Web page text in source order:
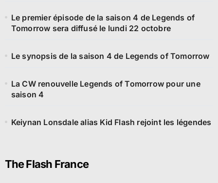
Le premier épisode de la saison 4 de Legends of
Tomorrow sera diffusé le lundi 22 octobre
Le synopsis de la saison 4 de Legends of Tomorrow
La CW renouvelle Legends of Tomorrow pour une
saison 4
Keiynan Lonsdale alias Kid Flash rejoint les légendes
The Flash France